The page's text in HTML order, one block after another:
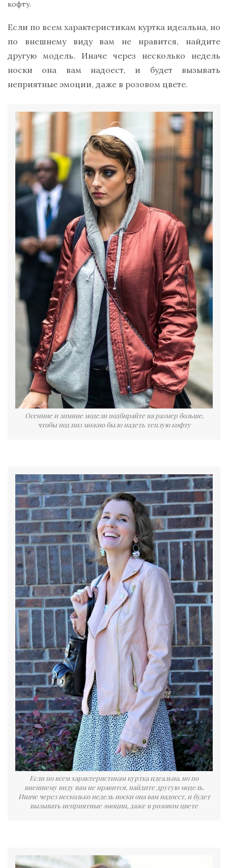
кофту.
Если по всем характеристикам куртка идеальна, но
по внешнему виду вам не нравится, найдите
другую модель. Иначе через несколько недель
носки она вам надоест, и будет вызывать
неприятные эмоции, даже в розовом цвете.
Осенние и зимние модели подбирайте на размер больше,
чтобы под низ можно было надеть теплую кофту
Если по всем характеристикам куртка идеальна, но по
внешнему виду вам не нравится, найдите другую модель.
Иначе через несколько недель носки она вам надоест, и будет
вызывать неприятные эмоции, даже в розовом цвете